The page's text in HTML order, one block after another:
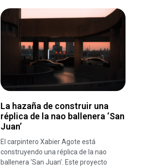
La hazaña de construir una
réplica de la nao ballenera ‘San
Juan’
El carpintero Xabier Agote está
construyendo una réplica de la nao
ballenera ‘San Juan’. Este proyecto